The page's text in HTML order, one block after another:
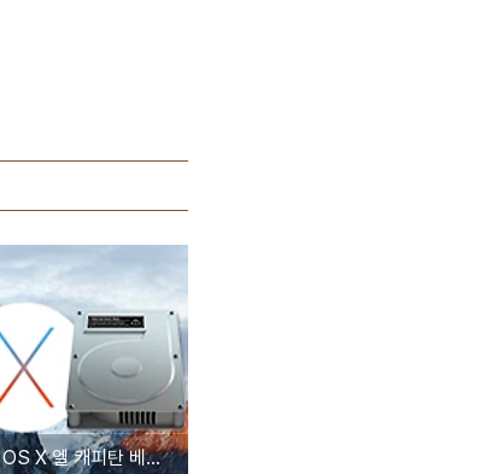
애플, OS X 엘 캐피탄 베타 테스터를 대상으로 시스템 복구 모드 업데이트 실시